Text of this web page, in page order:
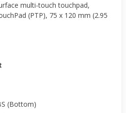
multi-touch touchpad,
(PTP), 75 x 120 mm (2.95
(Bottom)